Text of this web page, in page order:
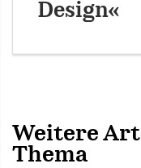
Design«
Weitere
Thema